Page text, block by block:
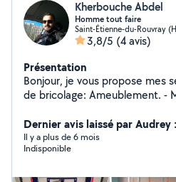
Kherbouche Abdel
Homme tout faire
Saint-Étienne-du-Rouvray
3,8/5 (4 avis)
Présentation
Bonjour, je vous propose mes services pour tout type
de bricolage: Ameublement. -
murales, pose d'éléments de
d'électricité ou plomberie et
luminaires, installation de
Dernier avis laissé par Audrey
Il y a plus de 6 mois
Indisponible